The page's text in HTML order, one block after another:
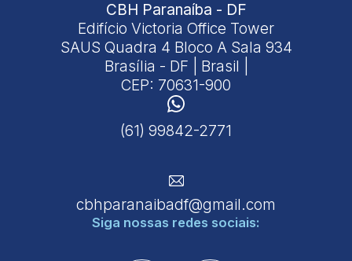
CBH Paranaíba - DF
Edifício Victoria Office Tower
SAUS Quadra 4 Bloco A Sala 934
Brasília - DF | Brasil |
CEP: 70631-900
(61) 99842-2771
cbhparanaibadf@gmail.com
Siga nossas redes sociais: